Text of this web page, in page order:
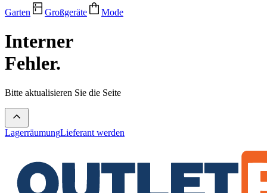
Garten
Großgeräte Mode
Interner
Fehler.
Bitte aktualisieren Sie die Seite
LagerräumungLieferant werden